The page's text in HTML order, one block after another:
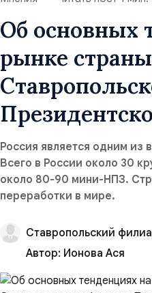
Об основных
рынке
Россия является одним из
Всего в России около 30
около 80-90 мини-НПЗ.
переработки в мире.
Ставропольский
Автор: Ионова Ася